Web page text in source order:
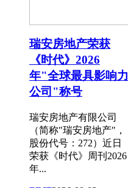
瑞安房地产荣获
《时代》2026
年"全球最具影响力
公司"称号
瑞安房地产有限公司
（简称"瑞安房地产"，
股份代号：272）近日
荣获《时代》周刊2026
年...